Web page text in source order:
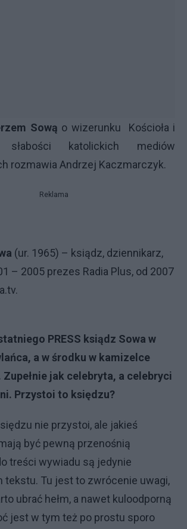
Sową o wizerunku Kościoła i
słabości katolickich mediów
rozmawia Andrzej Kaczmarczyk.
Reklama
(ur. 1965) – ksiądz, dziennikarz,
– 2005 prezes Radia Plus, od 2007
PRESS ksiądz Sowa w
a w środku w kamizelce
jak celebryta, a celebryci
Przystoi to księdzu?
nie przystoi, ale jakieś
być pewną przenośnią
treści wywiadu są jedynie
tekstu. Tu jest to zwrócenie uwagi,
ubrać hełm, a nawet kuloodporną
jest w tym też po prostu sporo